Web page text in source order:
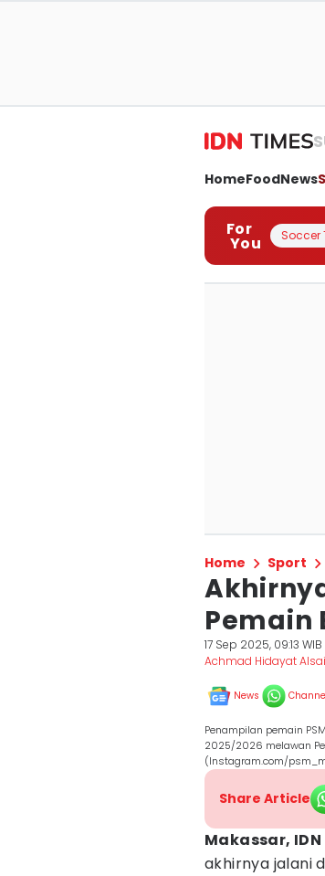
HomeFoodNews
For
You Soccer
Home Sport
Pemain
17 Sep 2025, 09:13 WIB
Achmad Hidayat
News
Penampilan pemain
2025/2026 melawan
(Instagram.com/
Share Article
Makassar,
akhirnya jalani